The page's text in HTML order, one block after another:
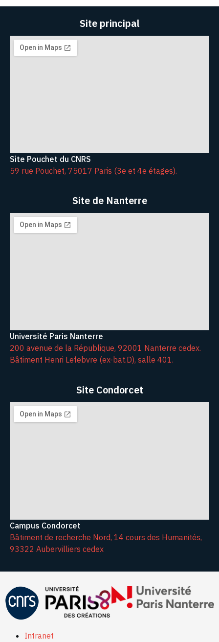
Site principal
Site Pouchet du CNRS
59 rue Pouchet, 75017 Paris (3e et 4e étages).
Site de Nanterre
Université Paris Nanterre
200 avenue de la République, 92001 Nanterre cedex.
Bâtiment Henri Lefebvre (ex-bat.D), salle 401.
Site Condorcet
Campus Condorcet
Bâtiment de recherche Nord, 14 cours des Humanités,
93322 Aubervilliers cedex
Intranet